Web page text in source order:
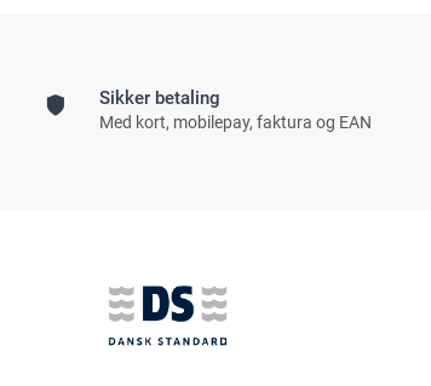
Sikker betaling
Med kort, mobilepay, faktura og EAN